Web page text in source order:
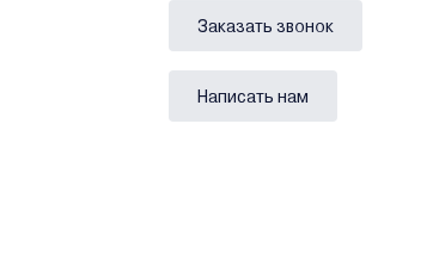
Заказать звонок
Написать нам